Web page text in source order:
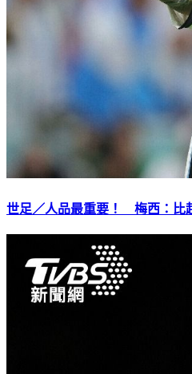
世足／人品最重要！ 梅西：比